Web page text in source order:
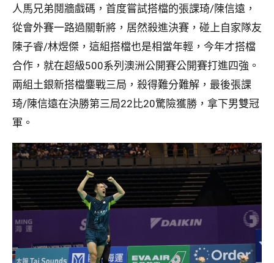
人馬兄弟鬩牆戲碼，首度嘗試搭檔的張課琦/陳信遠，
從會外賽一路過關斬將，居然殺進決賽，碰上自家隊友
陳子睿/林煜傑，這組搭檔也是相當年輕，今年才搭檔
合作，就在超級500系列澳洲公開賽公開賽打進四強。
兩組土銀新搭檔鏖戰三局，殺得難分難解，最後張課
琦/陳信遠在決勝第三局22比20驚險獲勝，拿下男雙冠
軍。